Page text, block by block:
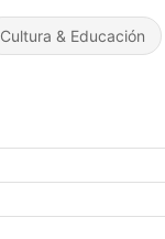
Cultura & Educación